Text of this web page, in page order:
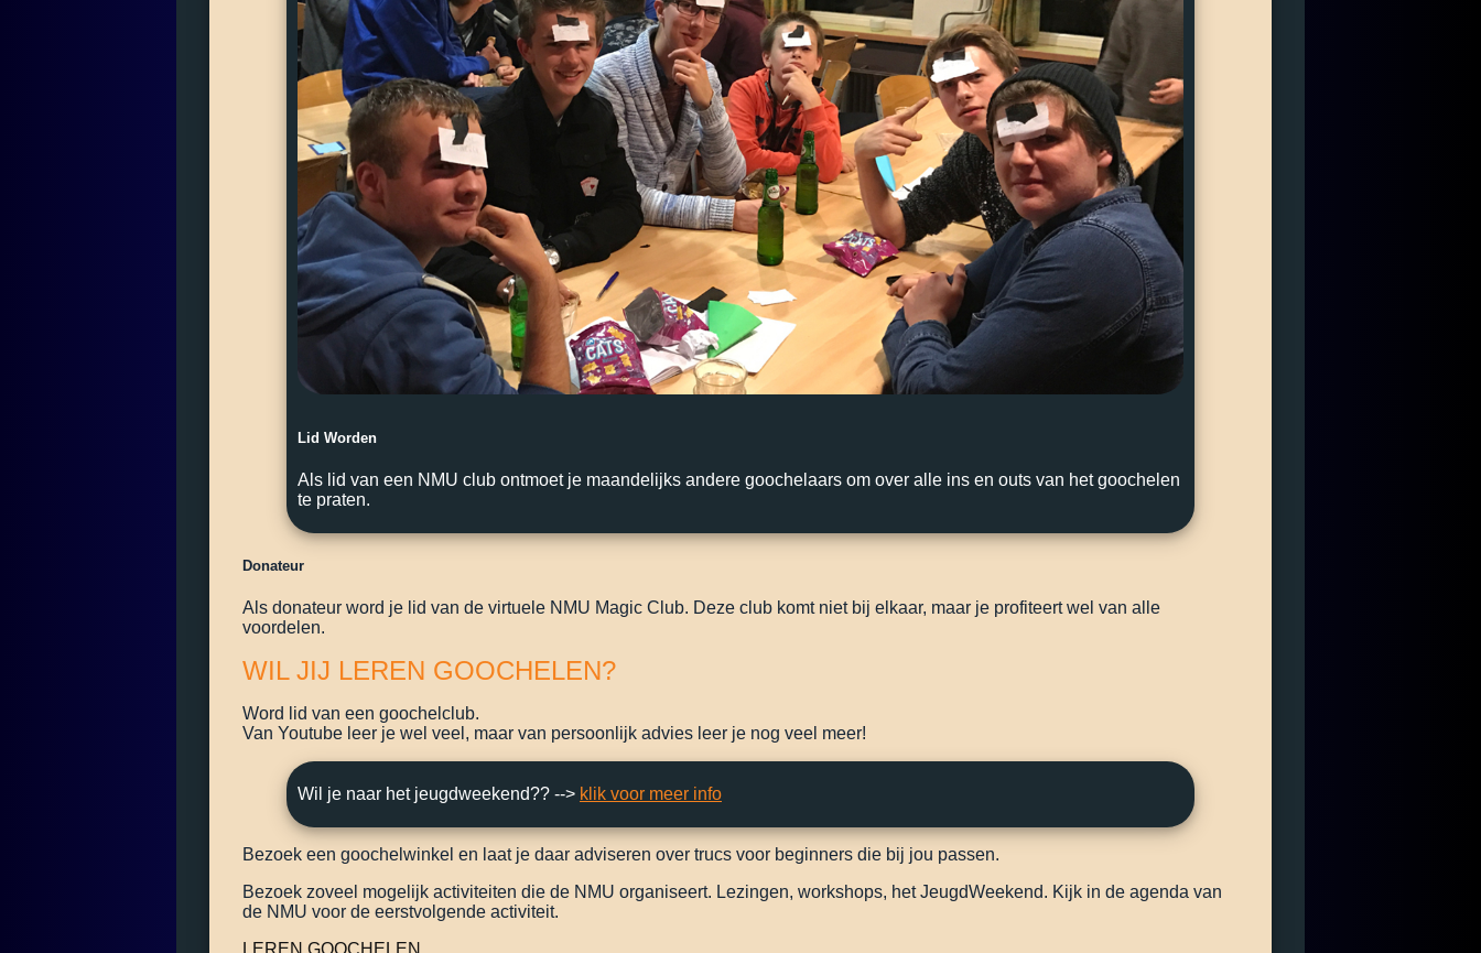
Lid Worden
Als lid van een NMU club ontmoet je maandelijks andere goochelaars om over alle ins en outs van het goochelen
te praten.
Donateur
Als donateur word je lid van de virtuele NMU Magic Club. Deze club komt niet bij elkaar, maar je profiteert wel van alle
voordelen.
WIL JIJ LEREN GOOCHELEN?
Word lid van een goochelclub.
Van Youtube leer je wel veel, maar van persoonlijk advies leer je nog veel meer!
Wil je naar het jeugdweekend?? --> klik voor meer info
Bezoek een goochelwinkel en laat je daar adviseren over trucs voor beginners die bij jou passen.
Bezoek zoveel mogelijk activiteiten die de NMU organiseert. Lezingen, workshops, het JeugdWeekend. Kijk in de agenda van
de NMU voor de eerstvolgende activiteit.